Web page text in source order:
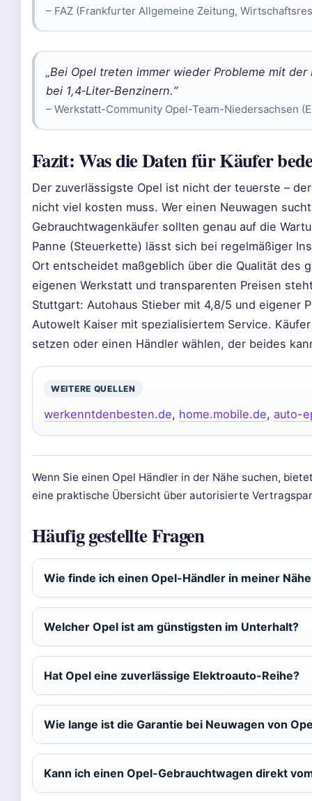
– FAZ (Frankfurter Allgemeine Zeitung,
„Bei Opel treten immer wieder Probleme mit
bei 1,4‑Liter‑Benzinern.“
– Werkstatt-Community Opel-Team-Niedersachsen
Fazit: Was die Daten für Käufer
Der zuverlässigste Opel ist nicht der teuerste –
nicht viel kosten muss. Wer einen Neuwagen
Gebrauchtwagenkäufer sollten genau auf die
Panne (Steuerkette) lässt sich bei regelmäßiger
Ort entscheidet maßgeblich über die Qualität des
eigenen Werkstatt und transparenten Preisen
Stuttgart: Autohaus Stieber mit 4,8/5 und eigener
Autowelt Kaiser mit spezialisiertem Service.
setzen oder einen Händler wählen, der beides
WEITERE QUELLEN
werkenntdenbesten.de, home.mobile.de, auto-
Wenn Sie einen Opel Händler in der Nähe suchen,
eine praktische Übersicht über autorisierte
Häufig gestellte Fragen
Wie finde ich einen Opel-Händler in meiner
Welcher Opel ist am günstigsten im Unterhalt?
Hat Opel eine zuverlässige Elektroauto-Reihe?
Wie lange ist die Garantie bei Neuwagen von
Kann ich einen Opel-Gebrauchtwagen direkt